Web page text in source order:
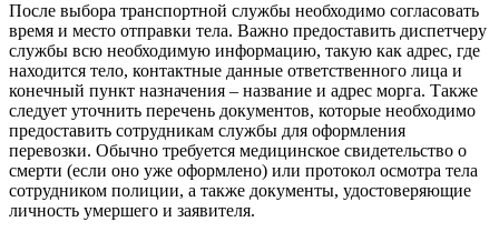
После выбора транспортной службы необходимо согласовать
время и место отправки тела. Важно предоставить диспетчеру
службы всю необходимую информацию, такую как адрес, где
находится тело, контактные данные ответственного лица и
конечный пункт назначения – название и адрес морга. Также
следует уточнить перечень документов, которые необходимо
предоставить сотрудникам службы для оформления
перевозки. Обычно требуется медицинское свидетельство о
смерти (если оно уже оформлено) или протокол осмотра тела
сотрудником полиции, а также документы, удостоверяющие
личность умершего и заявителя.